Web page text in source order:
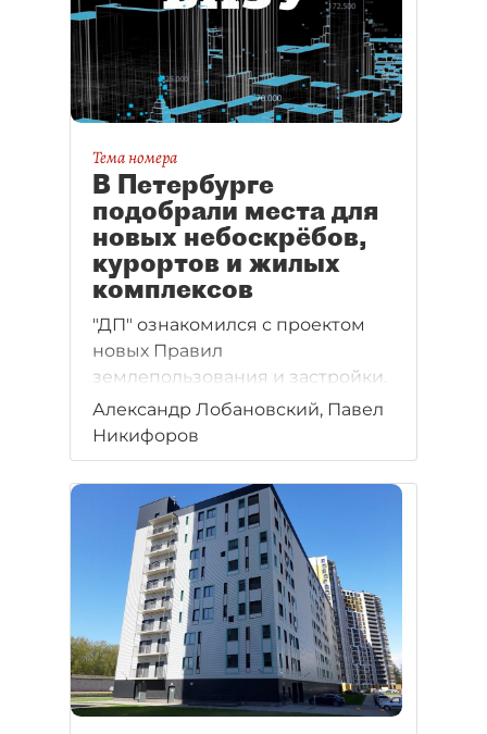
Тема номера
В Петербурге
подобрали места для
новых небоскрёбов,
курортов и жилых
комплексов
"ДП" ознакомился с проектом
новых Правил
землепользования и застройки.
Там нашлись спецзоны
для небоскрёбов
а также возможности построить
больше жилья на единицу
площади участка.
Александр Лобановский, Павел
Никифоров